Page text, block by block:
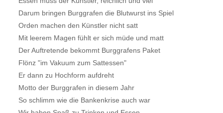
Darum bringen Burggrafen die Blutwurst ins Spiel
Orden machen den Künstler nicht satt
Mit leerem Magen fühlt er sich müde und matt
Der Auftretende bekommt Burggrafens Paket
Flönz "im Vakuum zum Sattessen"
Er dann zu Hochform aufdreht
Motto der Burggrafen in diesem Jahr
So schlimm wie die Bankenkrise auch war